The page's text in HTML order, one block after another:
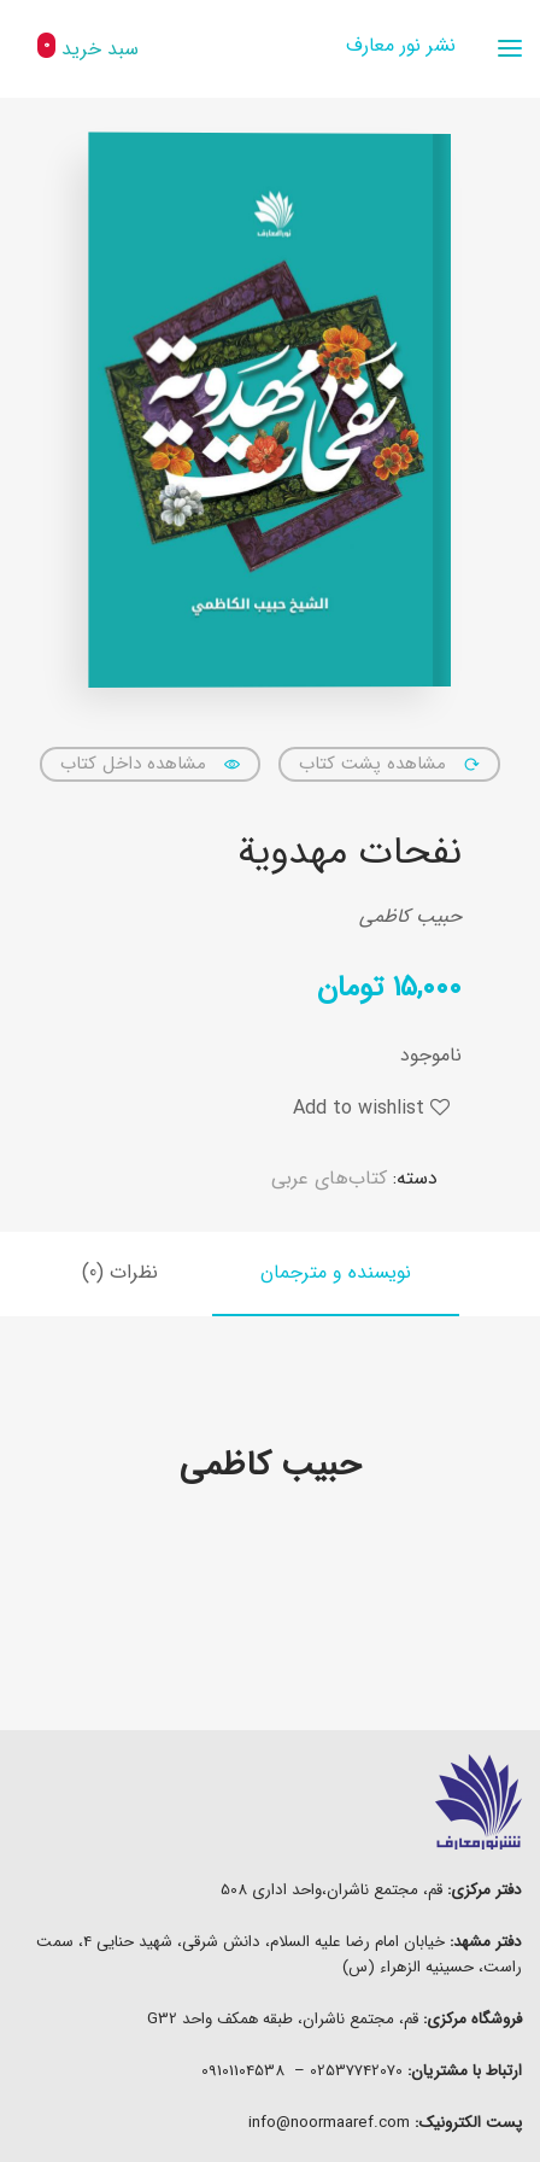
نشر نور معارف سبد خرید 0
مشاهده پشت کتاب مشاهده داخل کتاب
نفحات مهدوية
حبیب کاظمی
۱۵,۰۰۰ تومان
ناموجود
Add to wishlist
دسته: کتاب‌های عربی
نویسنده و مترجمان نظرات (0)
حبیب کاظمی
دفتر مرکزی: قم، مجتمع ناشران،واحد اداری 508
دفتر مشهد:
خیابان امام رضا علیه السلام، دانش شرقی، شهید حنایی 4، سمت
راست، حسینیه الزهراء (س)
فروشگاه مرکزی: قم، مجتمع ناشران، طبقه همکف واحد G32
ارتباط با مشتریان:
پست الکترونیک: info@noormaaref.com